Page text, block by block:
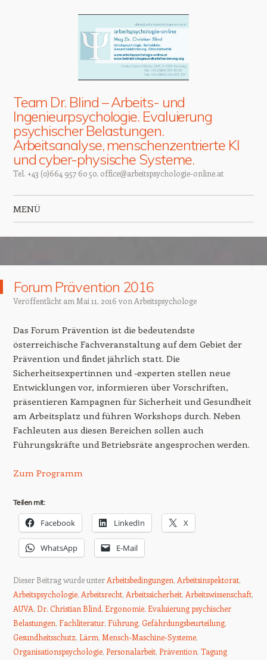
Team Dr. Blind – Arbeits- und
Ingenieurpsychologie. Evaluierung
psychischer Belastungen.
Arbeitsanalyse, menschenzentrierte KI
und cyber-physische Systeme.
Tel. +43 (0)664 957 60 50, office@arbeitspsychologie-online.at
MENÜ
Forum Prävention 2016
Veröffentlicht am Mai 11, 2016 von Arbeitspsychologe
Das Forum Prävention ist die bedeutendste
österreichische Fachveranstaltung auf dem Gebiet der
Prävention und findet jährlich statt. Die
Sicherheitsexpertinnen und -experten stellen neue
Entwicklungen vor, informieren über Vorschriften,
präsentieren Kampagnen für Sicherheit und Gesundheit
am Arbeitsplatz und führen Workshops durch. Neben
Fachleuten aus diesen Bereichen sollen auch
Führungskräfte und Betriebsräte angesprochen werden.
Zum Programm
Teilen mit:
Facebook LinkedIn X
WhatsApp E-Mail
Dieser Beitrag wurde unter Arbeitsbedingungen, Arbeitsinspektorat,
Arbeitspsychologie, Arbeitsrecht, Arbeitssicherheit, Arbeitswissenschaft,
AUVA, Dr. Christian Blind, Ergonomie, Evaluierung psychischer
Belastungen, Fachliteratur, Führung, Gefährdungsbeurteilung,
Gesundheitsschutz, Lärm, Mensch-Maschine-Systeme,
Organisationspsychologie, Personalarbeit, Prävention, Tagung